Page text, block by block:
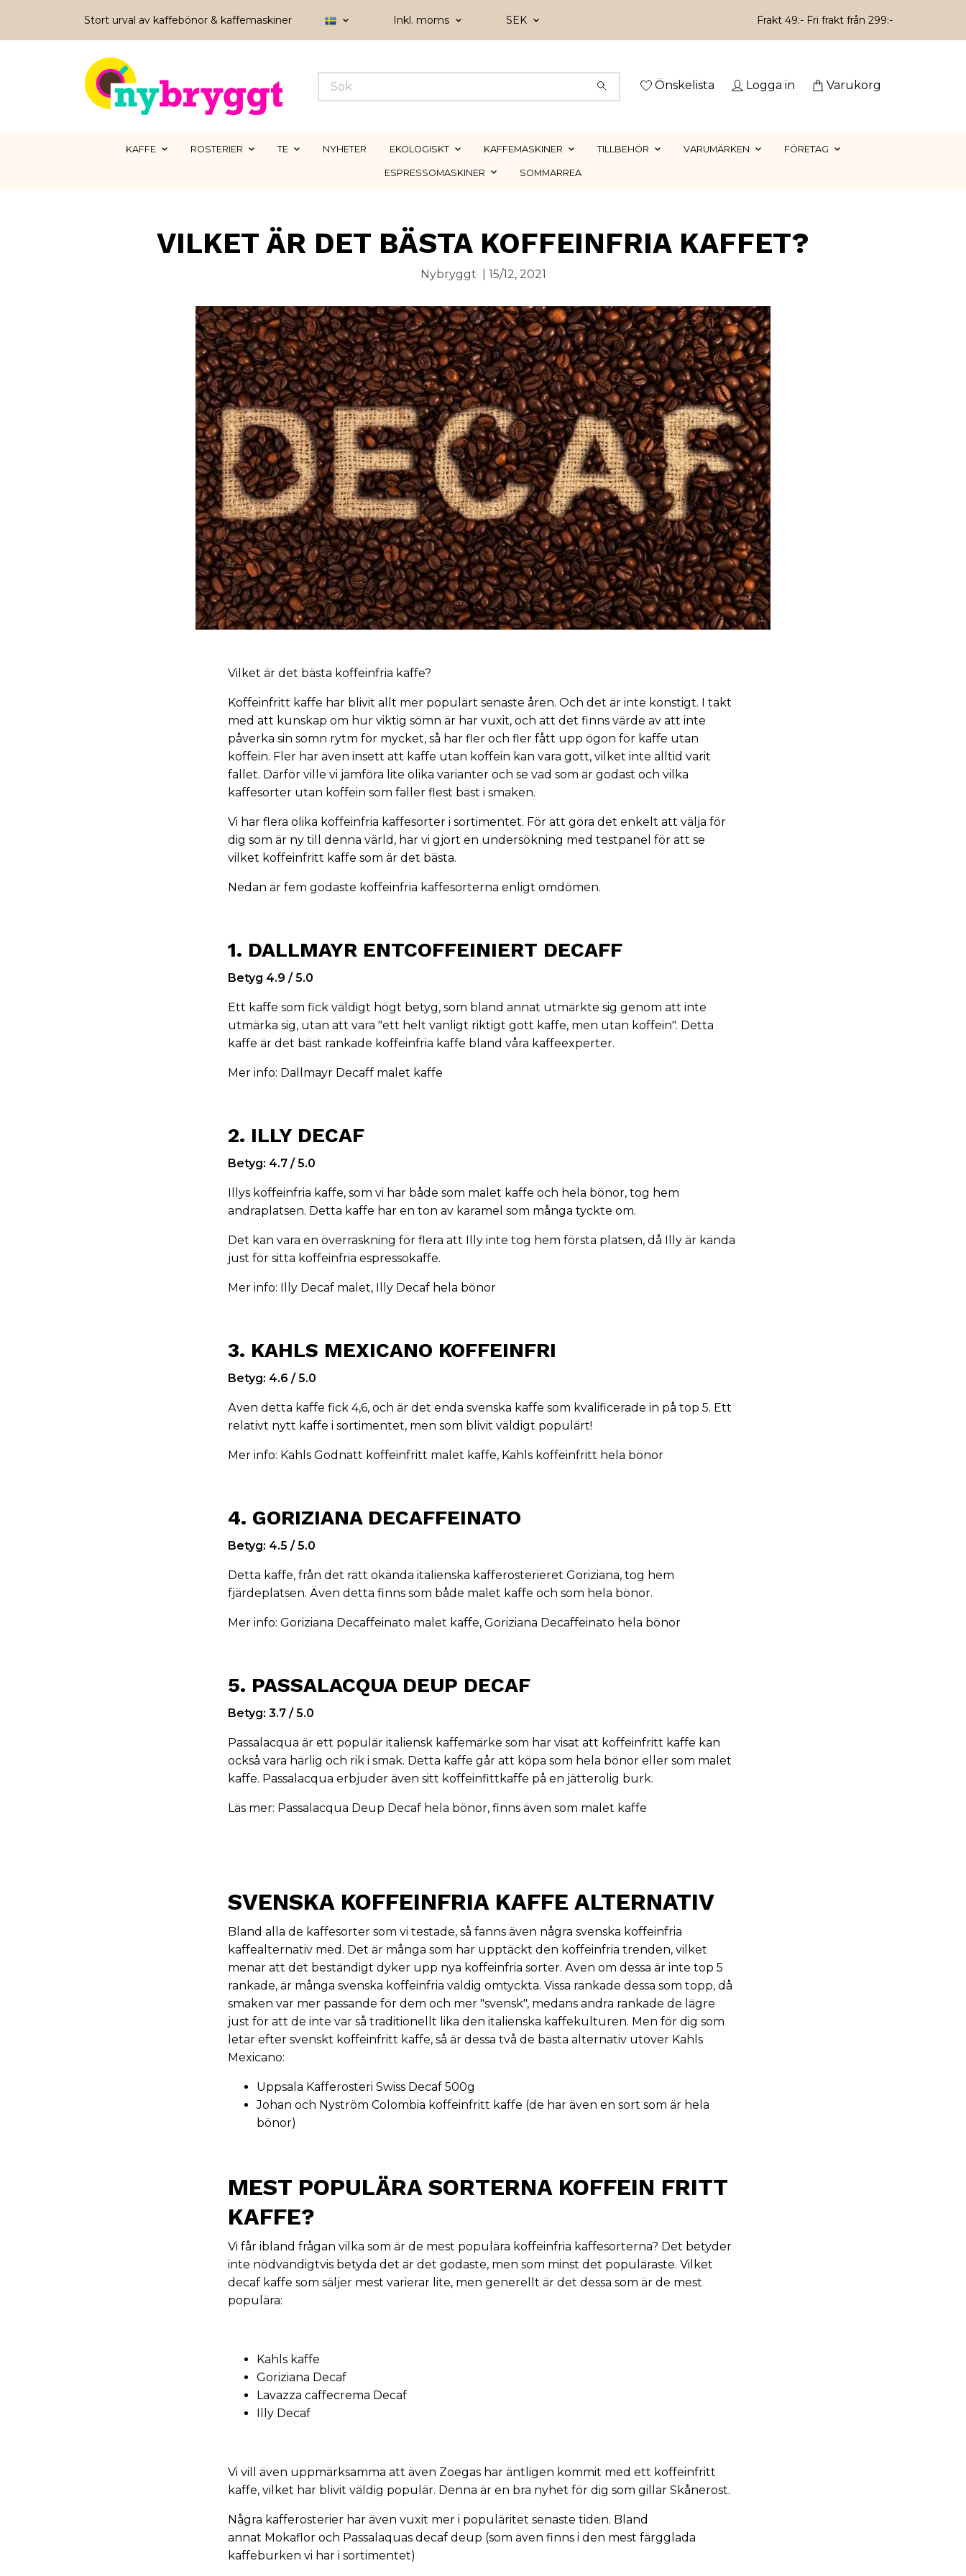
Stort urval av kaffebönor & kaffemaskiner Inkl. moms SEK Frakt 49:- Fri frakt från 299:-
Önskelista Logga in Varukorg
KAFFE ROSTERIER TE NYHETER EKOLOGISKT KAFFEMASKINER TILLBEHÖR VARUMÄRKEN FÖRETAG
ESPRESSOMASKINER SOMMARREA
VILKET ÄR DET BÄSTA KOFFEINFRIA KAFFET?
Nybryggt 15/12, 2021
Vilket är det bästa koffeinfria kaffe?
Koffeinfritt kaffe har blivit allt mer populärt senaste åren. Och det är inte konstigt. I takt
med att kunskap om hur viktig sömn är har vuxit, och att det finns värde av att inte
påverka sin sömn rytm för mycket, så har fler och fler fått upp ögon för kaffe utan
koffein. Fler har även insett att kaffe utan koffein kan vara gott, vilket inte alltid varit
fallet. Därför ville vi jämföra lite olika varianter och se vad som är godast och vilka
kaffesorter utan koffein som faller flest bäst i smaken.
Vi har flera olika koffeinfria kaffesorter i sortimentet. För att göra det enkelt att välja för
dig som är ny till denna värld, har vi gjort en undersökning med testpanel för att se
vilket koffeinfritt kaffe som är det bästa.
Nedan är fem godaste koffeinfria kaffesorterna enligt omdömen.
1. DALLMAYR ENTCOFFEINIERT DECAFF
Betyg 4.9 / 5.0
Ett kaffe som fick väldigt högt betyg, som bland annat utmärkte sig genom att inte
utmärka sig, utan att vara "ett helt vanligt riktigt gott kaffe, men utan koffein". Detta
kaffe är det bäst rankade koffeinfria kaffe bland våra kaffeexperter.
Mer info: Dallmayr Decaff malet kaffe
2. ILLY DECAF
Betyg: 4.7 / 5.0
Illys koffeinfria kaffe, som vi har både som malet kaffe och hela bönor, tog hem
andraplatsen. Detta kaffe har en ton av karamel som många tyckte om.
Det kan vara en överraskning för flera att Illy inte tog hem första platsen, då Illy är kända
just för sitta koffeinfria espressokaffe.
Mer info: Illy Decaf malet, Illy Decaf hela bönor
3. KAHLS MEXICANO KOFFEINFRI
Betyg: 4.6 / 5.0
Även detta kaffe fick 4,6, och är det enda svenska kaffe som kvalificerade in på top 5. Ett
relativt nytt kaffe i sortimentet, men som blivit väldigt populärt!
Mer info: Kahls Godnatt koffeinfritt malet kaffe, Kahls koffeinfritt hela bönor
4. GORIZIANA DECAFFEINATO
Betyg: 4.5 / 5.0
Detta kaffe, från det rätt okända italienska kafferosterieret Goriziana, tog hem
fjärdeplatsen. Även detta finns som både malet kaffe och som hela bönor.
Mer info: Goriziana Decaffeinato malet kaffe, Goriziana Decaffeinato hela bönor
5. PASSALACQUA DEUP DECAF
Betyg: 3.7 / 5.0
Passalacqua är ett populär italiensk kaffemärke som har visat att koffeinfritt kaffe kan
också vara härlig och rik i smak. Detta kaffe går att köpa som hela bönor eller som malet
kaffe. Passalacqua erbjuder även sitt koffeinfittkaffe på en jätterolig burk.
Läs mer: Passalacqua Deup Decaf hela bönor, finns även som malet kaffe
SVENSKA KOFFEINFRIA KAFFE ALTERNATIV
Bland alla de kaffesorter som vi testade, så fanns även några svenska koffeinfria
kaffealternativ med. Det är många som har upptäckt den koffeinfria trenden, vilket
menar att det beständigt dyker upp nya koffeinfria sorter. Även om dessa är inte top 5
rankade, är många svenska koffeinfria väldig omtyckta. Vissa rankade dessa som topp, då
smaken var mer passande för dem och mer "svensk", medans andra rankade de lägre
just för att de inte var så traditionellt lika den italienska kaffekulturen. Men för dig som
letar efter svenskt koffeinfritt kaffe, så är dessa två de bästa alternativ utöver Kahls
Mexicano:
Uppsala Kafferosteri Swiss Decaf 500g
Johan och Nyström Colombia koffeinfritt kaffe (de har även en sort som är hela
bönor)
MEST POPULÄRA SORTERNA KOFFEIN FRITT
KAFFE?
Vi får ibland frågan vilka som är de mest populära koffeinfria kaffesorterna? Det betyder
inte nödvändigtvis betyda det är det godaste, men som minst det populäraste. Vilket
decaf kaffe som säljer mest varierar lite, men generellt är det dessa som är de mest
populära:
Kahls kaffe
Goriziana Decaf
Lavazza caffecrema Decaf
Illy Decaf
Vi vill även uppmärksamma att även Zoegas har äntligen kommit med ett koffeinfritt
kaffe, vilket har blivit väldig populär. Denna är en bra nyhet för dig som gillar Skånerost.
Några kafferosterier har även vuxit mer i populäritet senaste tiden. Bland
annat Mokaflor och Passalaquas decaf deup (som även finns i den mest färgglada
kaffeburken vi har i sortimentet)